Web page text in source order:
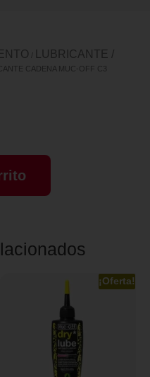
LUBRICANTE /
CADENA MUC-OFF C3
¡Oferta!